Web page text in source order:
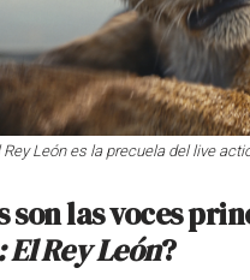
Rey León es la precuela del live
son las voces
El Rey León?